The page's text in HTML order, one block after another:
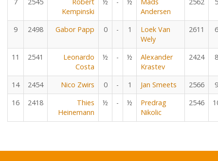
Kempinski
Andersen
9 2498 Gabor Papp 0 - 1
Loek Van
Wely
2611 6
11 2541
Leonardo
Costa
½ - ½
Alexander
Krastev
2424 8
14 2454 Nico Zwirs 0 - 1 Jan Smeets 2566
9
16
2418
Thies
Heinemann
½ - ½
Predrag
Nikolic
2546